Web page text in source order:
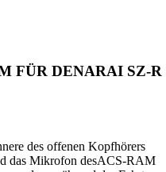
FÜR DENARAI SZ-R
des offenen Kopfhörers
das Mikrofon desACS-RAM